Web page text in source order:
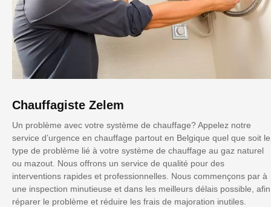
Chauffagiste Zelem
Un problème avec votre système de chauffage? Appelez notre
service d’urgence en chauffage partout en Belgique quel que soit le
type de problème lié à votre système de chauffage au gaz naturel
ou mazout. Nous offrons un service de qualité pour des
interventions rapides et professionnelles. Nous commençons par à
une inspection minutieuse et dans les meilleurs délais possible, afin
réparer le problème et réduire les frais de majoration inutiles.